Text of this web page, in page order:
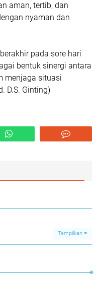
aman, tertib, dan
nyaman dan
pada sore hari
bentuk sinergi antara
menjaga situasi
D.S. Ginting)
Tampilkan